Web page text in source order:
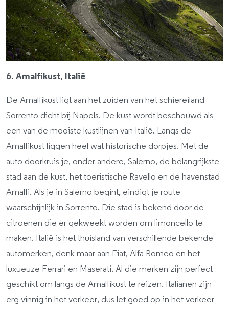
6. Amalfikust, Italië
De Amalfikust ligt aan het zuiden van het schiereiland
Sorrento dicht bij Napels. De kust wordt beschouwd als
een van de mooiste kustlijnen van Italië. Langs de
Amalfikust liggen heel wat historische dorpjes. Met de
auto doorkruis je, onder andere, Salerno, de belangrijkste
stad aan de kust, het toeristische Ravello en de havenstad
Amalfi. Als je in Salerno begint, eindigt je route
waarschijnlijk in Sorrento. Die stad is bekend door de
citroenen die er gekweekt worden om limoncello te
maken. Italië is het thuisland van verschillende bekende
automerken, denk maar aan Fiat, Alfa Romeo en het
luxueuze Ferrari en Maserati. Al die merken zijn perfect
geschikt om langs de Amalfikust te reizen. Italianen zijn
erg vinnig in het verkeer, dus let goed op in het verkeer